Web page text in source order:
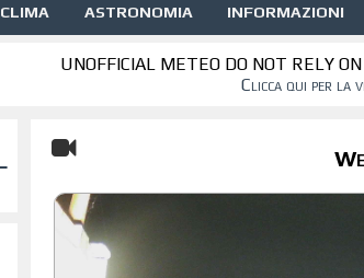
CLIMA ASTRONOMIA INFORMAZIONI
UNOFFICIAL METEO DO NOT RELY
Clicca qui per la